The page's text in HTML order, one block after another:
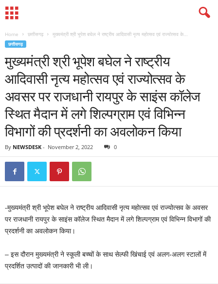
Home छत्तीसगढ़ मुख्यमंत्री श्री भूपेश बघेल ने राष्ट्रीय आदिवासी नृत्य महोत्सव एवं राज्योत्सव के...
छत्तीसगढ़
मुख्यमंत्री श्री भूपेश बघेल ने राष्ट्रीय
आदिवासी नृत्य महोत्सव एवं राज्योत्सव के
अवसर पर राजधानी रायपुर के साइंस कॉलेज
स्थित मैदान में लगे शिल्पग्राम एवं विभिन्न
विभागों की प्रदर्शनी का अवलोकन किया
By NEWSDESK - November 2, 2022 0
-मुख्यमंत्री श्री भूपेश बघेल ने राष्ट्रीय आदिवासी नृत्य महोत्सव एवं राज्योत्सव के अवसर
पर राजधानी रायपुर के साइंस कॉलेज स्थित मैदान में लगे शिल्पग्राम एवं विभिन्न विभागों की
प्रदर्शनी का अवलोकन किया।
– इस दौरान मुख्यमंत्री ने स्कूली बच्चों के साथ सेल्फी खिंचाई एवं अलग-अलग स्टालों में
प्रदर्शित उत्पादों की जानकारी भी ली।